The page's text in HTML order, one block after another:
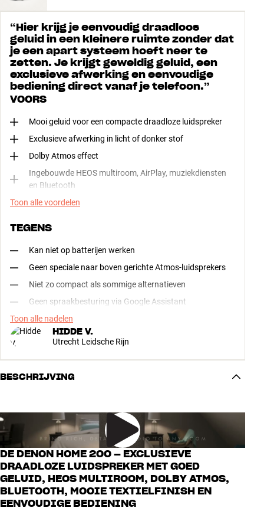
“Hier krijg je eenvoudig draadloos
geluid in een kleinere ruimte zonder dat
je een apart systeem hoeft neer te
zetten. Je krijgt geweldig geluid, een
exclusieve afwerking en eenvoudige
bediening direct vanaf je telefoon.”
VOORS
Mooi geluid voor een compacte draadloze luidspreker
Exclusieve afwerking in licht of donker stof
Dolby Atmos effect
Ingebouwde HEOS multiroom, AirPlay, muziekdiensten
en Bluetooth
Toon alle voordelen
TEGENS
Kan niet op batterijen werken
Geen speciale naar boven gerichte Atmos-luidsprekers
Niet zo compact als sommige alternatieven
Geen spraakbesturing via Google Assistant
Toon alle nadelen
HIDDE V.
Utrecht Leidsche Rijn
BESCHRIJVING
DE DENON HOME 200 – EXCLUSIEVE
DRAADLOZE LUIDSPREKER MET GOED
GELUID, HEOS MULTIROOM, DOLBY ATMOS,
BLUETOOTH, MOOIE TEXTIELFINISH EN
EENVOUDIGE BEDIENING